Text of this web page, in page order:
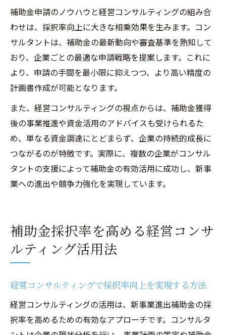
補助金申請のノウハウと経営コンサルティングの組み合
わせは、採択率向上に大きな相乗効果を生みます。コン
サルタントは、補助金の最新動向や審査基準を熟知して
おり、企業ごとの最適な申請戦略を提案します。これに
より、申請の手間を最小限に抑えつつ、より高い精度の
計画書作成が可能となります。
また、経営コンサルティングの視点からは、補助金獲得
後の事業推進や資金活用のアドバイスも受けられるた
め、単なる資金調達にとどまらず、企業の持続的成長に
つながるのが特徴です。実際に、複数の企業がコンサル
タントの支援によって補助金の有効活用に成功し、新事
業への進出や競争力強化を実現しています。
補助金採択率を高める経営コンサ
ルティング活用法
経営コンサルティングで採択率向上を実現する方法
経営コンサルティングの活用は、新事業進出補助金の採
択率を高めるための有効なアプローチです。コンサルタ